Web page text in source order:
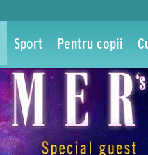
Sport Pentru copii